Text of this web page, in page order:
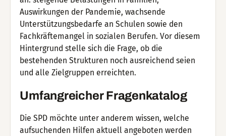
Auswirkungen der Pandemie, wachsende
Unterstützungsbedarfe an Schulen sowie den
Fachkräftemangel in sozialen Berufen. Vor diesem
Hintergrund stelle sich die Frage, ob die
bestehenden Strukturen noch ausreichend seien
und alle Zielgruppen erreichten.
Umfangreicher Fragenkatalog
Die SPD möchte unter anderem wissen, welche
aufsuchenden Hilfen aktuell angeboten werden